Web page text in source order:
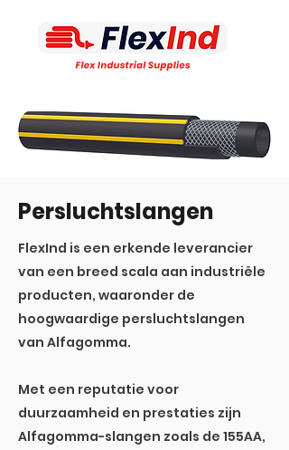
Persluchtslangen
FlexInd is een erkende leverancier
van een breed scala aan industriële
producten, waaronder de
hoogwaardige persluchtslangen
van Alfagomma.
Met een reputatie voor
duurzaamheid en prestaties zijn
Alfagomma-slangen zoals de 155AA,